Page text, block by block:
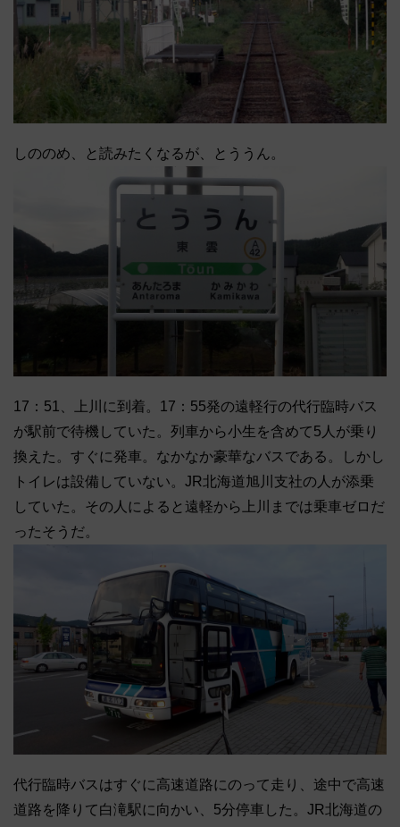
しののめ、と読みたくなるが、とううん。
17：51、上川に到着。17：55発の遠軽行の代行臨時バス
が駅前で待機していた。列車から小生を含めて5人が乗り
換えた。すぐに発車。なかなか豪華なバスである。しかし
トイレは設備していない。JR北海道旭川支社の人が添乗
していた。その人によると遠軽から上川までは乗車ゼロだ
ったそうだ。
代行臨時バスはすぐに高速道路にのって走り、途中で高速
道路を降りて白滝駅に向かい、5分停車した。JR北海道の